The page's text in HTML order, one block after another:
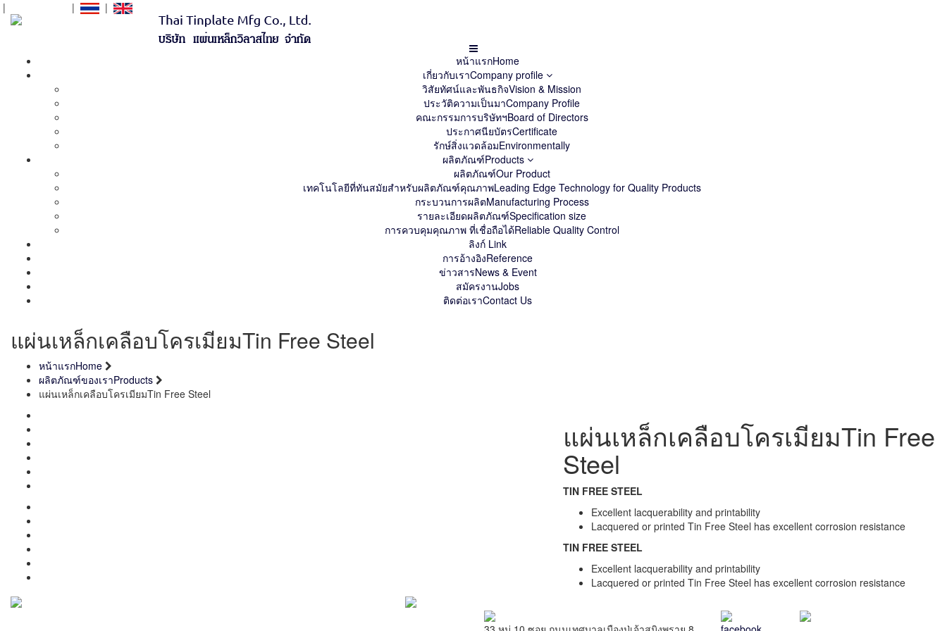
| | |
หน้าแรกHome
เกี่ยวกับเราCompany profile
วิสัยทัศน์และพันธกิจVision & Mission
ประวัติความเป็นมาCompany Profile
คณะกรรมการบริษัทฯBoard of Directors
ประกาศนียบัตรCertificate
รักษ์สิ่งแวดล้อมEnvironmentally
ผลิตภัณฑ์Products
ผลิตภัณฑ์Our Product
เทคโนโลยีที่ทันสมัยสำหรับผลิตภัณฑ์คุณภาพLeading Edge Technology for Quality Products
กระบวนการผลิตManufacturing Process
รายละเอียดผลิตภัณฑ์Specification size
การควบคุมคุณภาพ ที่เชื่อถือได้Reliable Quality Control
ลิงก์ Link
การอ้างอิงReference
ข่าวสารNews & Event
สมัครงานJobs
ติดต่อเราContact Us
แผ่นเหล็กเคลือบโครเมียมTin Free Steel
หน้าแรกHome
ผลิตภัณฑ์ของเราProducts
แผ่นเหล็กเคลือบโครเมียมTin Free Steel
แผ่นเหล็กเคลือบโครเมียมTin Free
Steel
TIN FREE STEEL
Excellent lacquerability and printability
Lacquered or printed Tin Free Steel has excellent corrosion resistance
TIN FREE STEEL
Excellent lacquerability and printability
Lacquered or printed Tin Free Steel has excellent corrosion resistance